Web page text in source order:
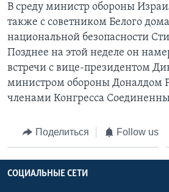
В среду министр обороны
также с советником Белого
национальной безопасности
Позднее на этой неделе он
встречи с вице-президентом
министром обороны Доналдом
членами Конгресса
Поделиться Follow us
СОЦИАЛЬНЫЕ СЕТИ